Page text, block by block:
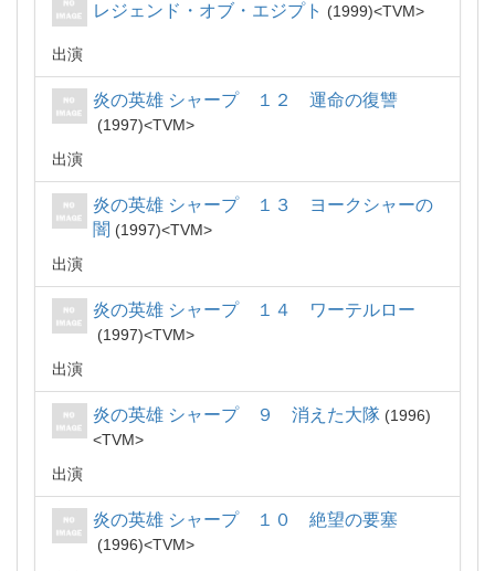
レジェンド・オブ・エジプト 1999 TVM
出演
炎の英雄 シャープ １２ 運命の復讐
1997
TVM
出演
炎の英雄 シャープ １３ ヨークシャーの
闇
1997
TVM
出演
炎の英雄 シャープ １４ ワーテルロー
1997
TVM
出演
炎の英雄 シャープ ９ 消えた大隊
1996
TVM
出演
炎の英雄 シャープ １０ 絶望の要塞
1996
TVM